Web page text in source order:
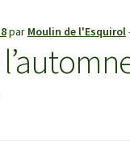
par Moulin de l'Esquirol